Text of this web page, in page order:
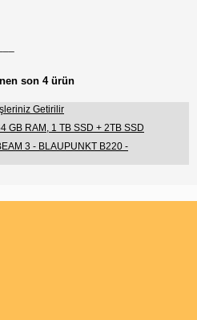
son 4 ürün
Getirilir
GB RAM, 1 TB SSD + 2TB SSD
3 - BLAUPUNKT B220 -